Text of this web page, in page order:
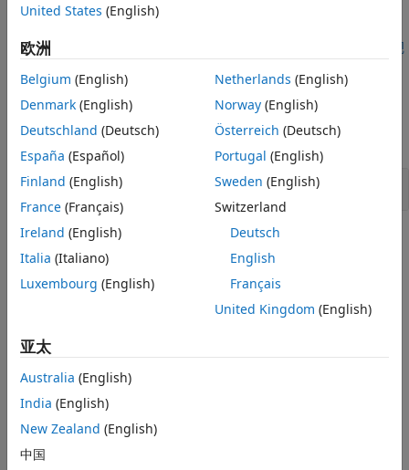
示例
检查信息
版本历史记录
另请参阅
故障排除
如果您预期会出现违规，但未看到该违规，请参阅
诊断为何编码规
示例
全部展开
未使用的标签声明
检查信息
未使用的代码
建议
PQL 名称：
版本历史记录
另请参阅
United States (English)
欧洲
Belgium (English)
Denmark (English)
Deutschland (Deutsch)
España (Español)
Finland (English)
France (Français)
Ireland (English)
Italia (Italiano)
Luxembourg (English)
Netherlands (English)
Norway(English)
Österreich (Deutsch)
Portugal (English)
Sweden (English)
Switzerland
Deutsch
English
Français
United Kingdom (English)
亚太
Australia (English)
India (English)
New Zealand (English)
中国